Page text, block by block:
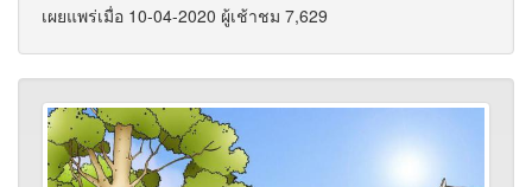
เผยแพร่เมื่อ 10-04-2020 ผู้เช้าชม 7,629